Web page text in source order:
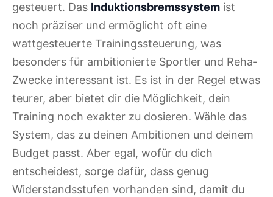
gesteuert. Das Induktionsbremssystem ist
noch präziser und ermöglicht oft eine
wattgesteuerte Trainingssteuerung, was
besonders für ambitionierte Sportler und Reha-
Zwecke interessant ist. Es ist in der Regel etwas
teurer, aber bietet dir die Möglichkeit, dein
Training noch exakter zu dosieren. Wähle das
System, das zu deinen Ambitionen und deinem
Budget passt. Aber egal, wofür du dich
entscheidest, sorge dafür, dass genug
Widerstandsstufen vorhanden sind, damit du